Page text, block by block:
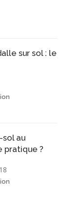
sur sol : le
sol au
pratique ?